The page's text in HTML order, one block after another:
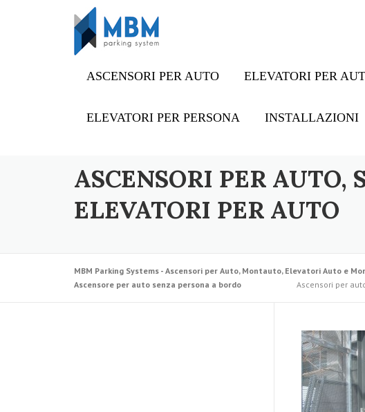
ASCENSORI PER AUTO ELEVATORI PER
ELEVATORI PER PERSONA INSTALLAZIONI
ASCENSORI PER
ELEVATORI PER AUTO
MBM Parking Systems - Ascensori per Auto, Montauto, Elevatori Auto e
Ascensore per auto senza persona a bordo
Ascensori per